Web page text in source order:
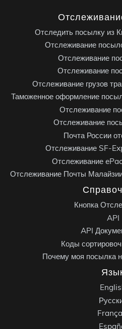
Отследить посылку из
Отслеживание
Отслеживание
Отслеживание
Отслеживание грузов
Таможенное оформление
Отслеживание
Отслеживание
Почта России
Отслеживание SF-
Отслеживание
Отслеживание Почты
Кнопка
API
API
Коды
Почему моя посылка